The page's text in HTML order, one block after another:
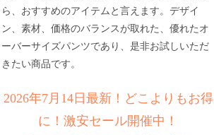
ら、おすすめのアイテムと言えます。デザイ
ン、素材、価格のバランスが取れた、優れたオ
ーバーサイズパンツであり、是非お試しいただ
きたい商品です。
2026年7月14日最新！どこよりもお得
に！激安セール開催中！